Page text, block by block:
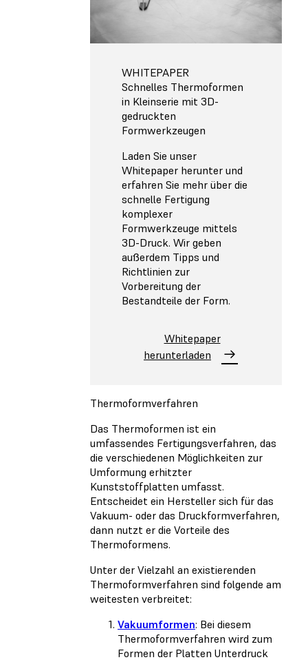
WHITEPAPER
Schnelles Thermoformen
in Kleinserie mit 3D-
gedruckten
Formwerkzeugen
Laden Sie unser
Whitepaper herunter und
erfahren Sie mehr über die
schnelle Fertigung
komplexer
Formwerkzeuge mittels
3D-Druck. Wir geben
außerdem Tipps und
Richtlinien zur
Vorbereitung der
Bestandteile der Form.
Whitepaper
herunterladen
Thermoformverfahren
Das Thermoformen ist ein
umfassendes Fertigungsverfahren, das
die verschiedenen Möglichkeiten zur
Umformung erhitzter
Kunststoffplatten umfasst.
Entscheidet ein Hersteller sich für das
Vakuum- oder das Druckformverfahren,
dann nutzt er die Vorteile des
Thermoformens.
Unter der Vielzahl an existierenden
Thermoformverfahren sind folgende am
weitesten verbreitet:
Vakuumformen: Bei diesem
Thermoformverfahren wird zum
Formen der Platten Unterdruck